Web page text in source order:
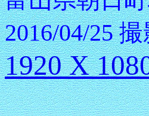
2016/04/25
1920 X